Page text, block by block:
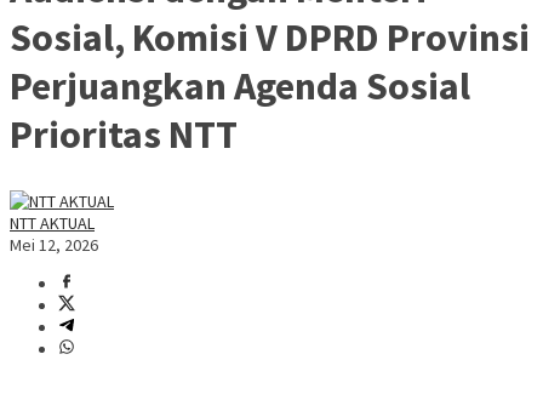
Sosial, Komisi V DPRD Provinsi
Perjuangkan Agenda Sosial
Prioritas NTT
NTT AKTUAL
Mei 12, 2026